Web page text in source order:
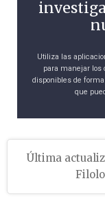
Utiliza las
para manejar los
disponibles de
que
Última